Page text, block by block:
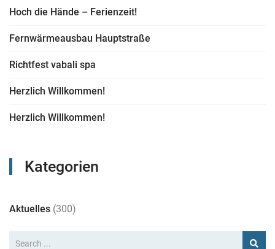
Hoch die Hände – Ferienzeit!
Fernwärmeausbau Hauptstraße
Richtfest vabali spa
Herzlich Willkommen!
Herzlich Willkommen!
Kategorien
Aktuelles (300)